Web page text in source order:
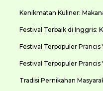
Kenikmatan Kuliner:
Festival Terbaik di Inggris:
Festival Terpopuler Prancis
Festival Terpopuler Prancis
Tradisi Pernikahan